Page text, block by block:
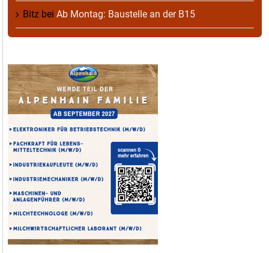
Bitz bei Ab Montag: Baustelle an der B15